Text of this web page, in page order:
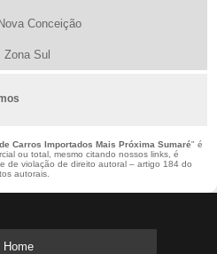
Conceição
Zona Sul
Carros Importados Mais Próxima Sumaré" é
ou total, mesmo citando nossos links, é
de violação de direito autoral – artigo 184 do
autorais
Home